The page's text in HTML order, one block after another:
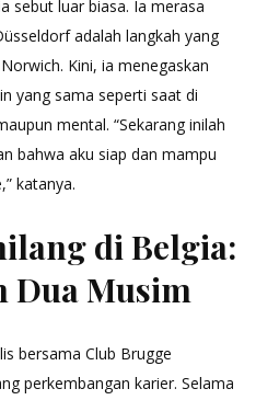
sebut luar biasa. Ia merasa
adalah langkah yang
Kini, ia menegaskan
yang sama seperti saat di
mental. “Sekarang inilah
bahwa aku siap dan mampu
katanya.
di Belgia:
Dua Musim
bersama Club Brugge
perkembangan karier. Selama